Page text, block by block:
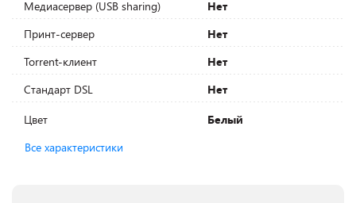
Медиасервер (USB sharing)
Нет
Принт-сервер
Нет
Torrent-клиент
Нет
Стандарт DSL
Нет
Цвет
Белый
Все характеристики